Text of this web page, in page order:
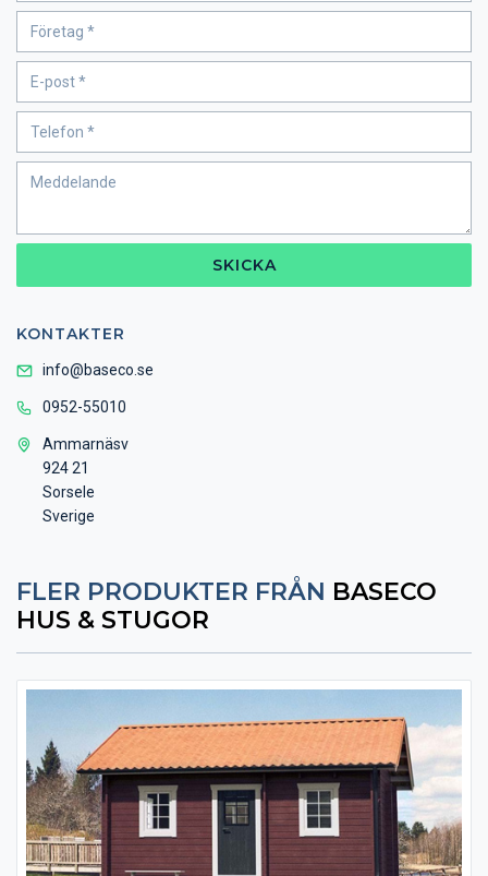
SKICKA
KONTAKTER
info@baseco.se
0952-55010
Ammarnäsv
924 21
Sorsele
Sverige
FLER PRODUKTER FRÅN BASECO
HUS & STUGOR